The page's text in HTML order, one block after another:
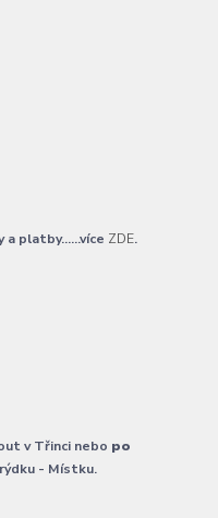
platby......více ZDE.
v Třinci nebo po
- Místku.